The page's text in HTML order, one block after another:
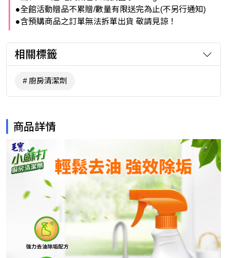
●全館活動贈品不累贈/數量有限送完為止(不另行通知)
●含預購商品之訂單無法拆單出貨 敬請見諒！
相關標籤
廚房清潔劑
商品詳情